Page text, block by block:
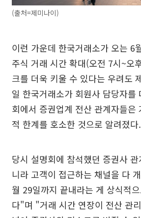
(출처=제미나이)
이런 가운데 한국거래소가 오는 6
주식 거래 시간 확대(오전 7시~오
크를 더욱 키울 수 있다는 우려도
일 한국거래소가 회원사 담당자를
회에서 증권업계 전산 관계자들은
적 한계를 호소한 것으로 알려졌다.
당시 설명회에 참석했던 증권사
니라 고객이 접근하는 채널을 다
월 29일까지 끝내라는 게 상식적
다"며 "거래 시간 연장이 전산 관